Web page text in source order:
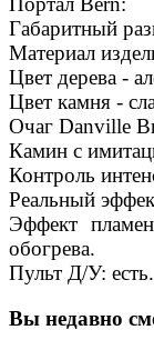
Габаритный
Материал
Цвет дерева -
Цвет камня -
Очаг Danville
Камин с
Контроль
Реальный
Эффект
обогрева.
Пульт Д/У: есть.
Вы недавно